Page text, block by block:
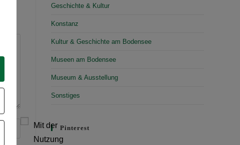
Mit der
Nutzung
Geschichte & Kultur
Konstanz
Kultur & Geschichte am Bodensee
Museen am Bodensee
Museum & Ausstellung
Sonstiges
Pinterest